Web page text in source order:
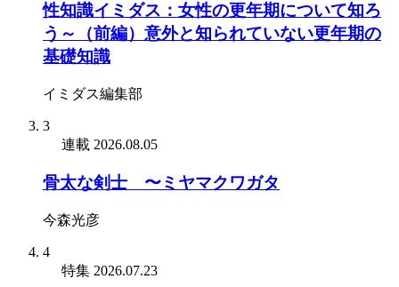
性知識イミダス：女性の更年期について知ろ
う～（前編）意外と知られていない更年期の
基礎知識
イミダス編集部
3
連載 2026.08.05
骨太な剣士 〜ミヤマクワガタ
今森光彦
4
特集 2026.07.23